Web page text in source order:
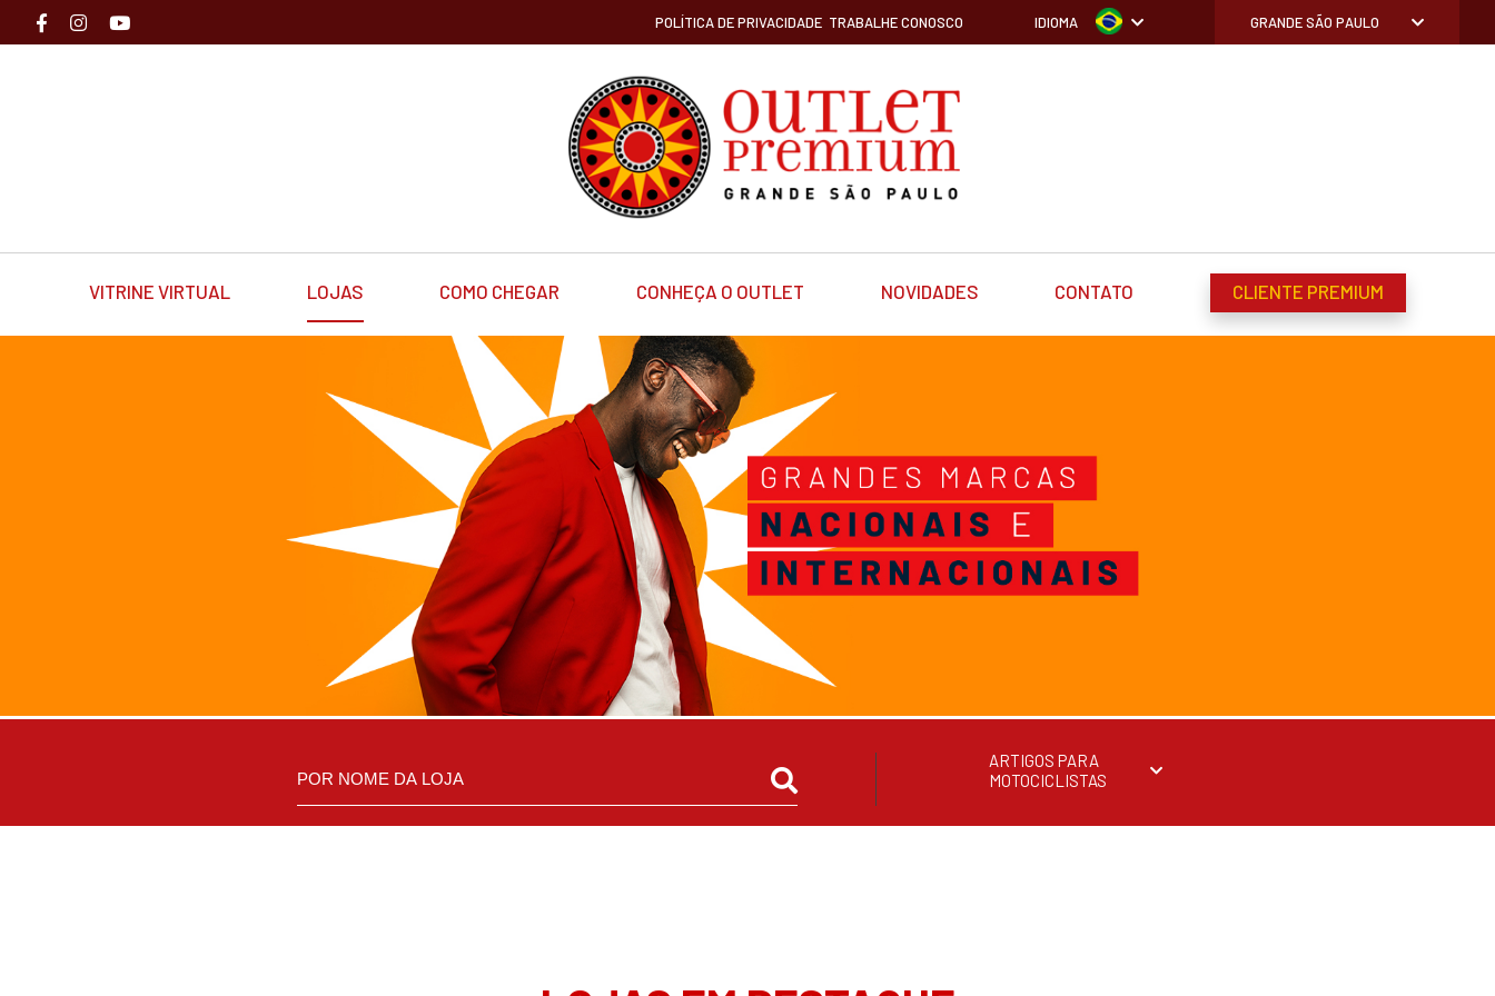
POLÍTICA DE PRIVACIDADE TRABALHE CONOSCO IDIOMA GRANDE SÃO PAULO
VITRINE VIRTUAL LOJAS COMO CHEGAR CONHEÇA O OUTLET NOVIDADES CONTATO CLIENTE PREMIUM
ARTIGOS PARA
MOTOCICLISTAS